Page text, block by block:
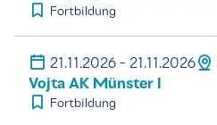
Fortbildung
21.11.2026 - 21.11.2026
Vojta AK Münster I
Fortbildung